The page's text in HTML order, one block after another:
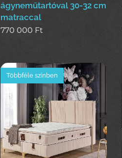
ágyneműtartóval 30-32 cm
matraccal
770 000 Ft
Többféle színben